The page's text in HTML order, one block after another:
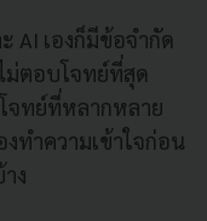
AI เองก็มีข้อจำกัด
ม่ตอบโจทย์ที่สุด
จทย์ที่หลากหลาย
ทำความเข้าใจก่อน
ง